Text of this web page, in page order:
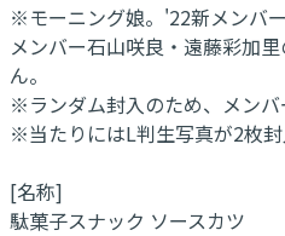
※モーニング娘。'22新メンバ
メンバー石山咲良・遠藤彩加
ん。
※ランダム封入のため、メンバ
※当たりにはL判生写真が2枚封
[名称]
駄菓子スナック ソースカツ